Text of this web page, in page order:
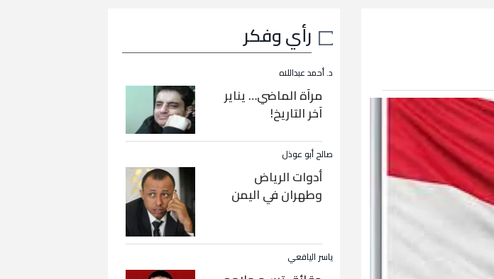
رأي وفكر
د. أحمد عبداللاه
مرآة الماضي… يناير
آخر التاريخ!
صالح أبو عوذل
أدوات الرياض
وطهران في اليمن
ياسر اليافعي